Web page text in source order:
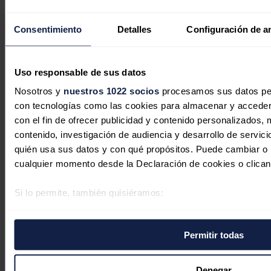
Consentimiento Detalles Configuración de
Uso responsable de sus datos
Nosotros y nuestros 1022 sociosprocesamos sus datos
con tecnologías como las cookies para almacenar y
con el fin de ofrecer publicidad y contenido personalizados,
contenido, investigación de audiencia y desarrollo de
quién usa sus datos y con qué propósitos. Puede cambiar
cualquier momento desde la Declaración de cookies o
Si lo permite, también quisiéramos:
Identificar su dispositivo analizándolo activamente
específicas (huellas digitales)
Permitir todas
El barril de Brent cae un 8,7%, a
Redacción27/07/2026